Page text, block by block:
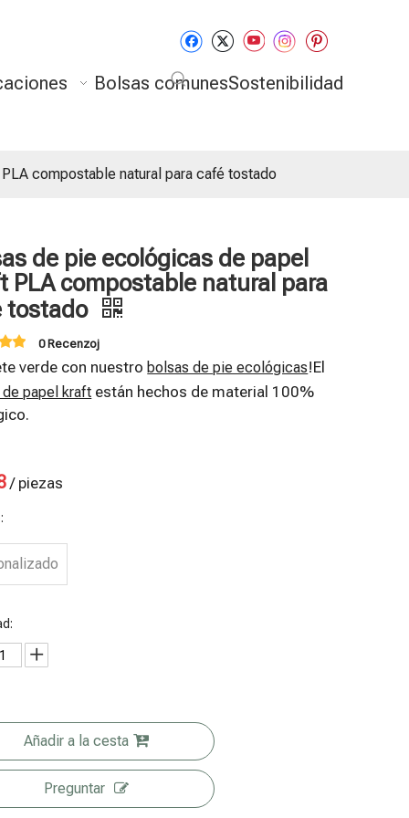
Bolsas comunesSostenibilidad
compostable natural para café tostado
Bolsas
es para
superaliment
100 Eco
Friendly
Mango Seca
Bolsa con
de pie ecológicas de papel
PLA compostable natural para
tostado
0 Recenzoj
verde con nuestrobolsas de pie ecológicas!El
de papel kraft están hechos de material 100%
/ piezas
Añadir a la cesta
Preguntar